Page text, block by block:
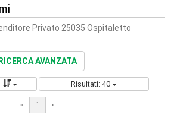
Privato 25035 Ospitaletto
RICERCA AVANZATA
Risultati: 40
« 1 «